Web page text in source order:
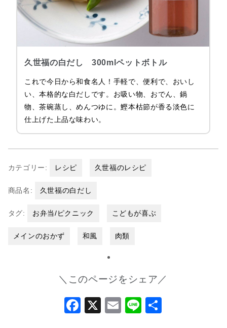
久世福の白だし 300mlペットボトル
これで今日から和食名人！手軽で、便利で、おいし
い、本格的な白だしです。お吸い物、おでん、鍋
物、茶碗蒸し、めんつゆに。鰹本枯節が香る淡色に
仕上げた上品な味わい。
カテゴリー: レシピ 久世福のレシピ
商品名: 久世福の白だし
タグ: お弁当/ピクニック こどもが喜ぶ
メインのおかず 和風 肉類
＼このページをシェア／
Facebook
X Email
Line